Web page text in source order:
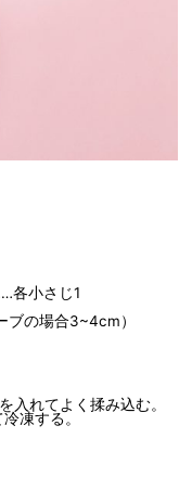
各小さじ1
の場合3~4cm）
入れてよく揉み込む。
凍する。